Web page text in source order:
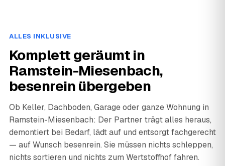
ALLES INKLUSIVE
Komplett geräumt in
Ramstein-Miesenbach,
besenrein übergeben
Ob Keller, Dachboden, Garage oder ganze Wohnung in
Ramstein-Miesenbach: Der Partner trägt alles heraus,
demontiert bei Bedarf, lädt auf und entsorgt fachgerecht
— auf Wunsch besenrein. Sie müssen nichts schleppen,
nichts sortieren und nichts zum Wertstoffhof fahren.